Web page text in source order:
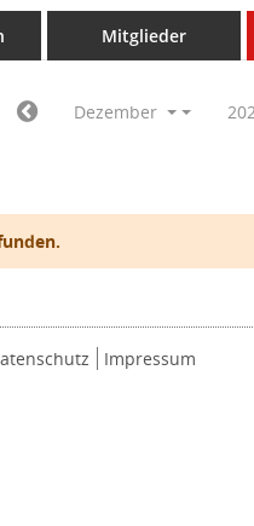
Mitglieder
Dezember
Impressum